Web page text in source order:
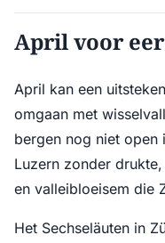
April voor
April kan een
omgaan met
bergen nog niet open
Luzern zonder
en valleibloeisem die
Het Sechseläuten in